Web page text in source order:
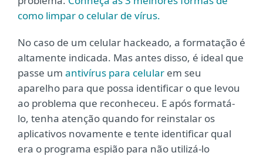
como limpar o celular de vírus.
No caso de um celular hackeado, a formatação é
altamente indicada. Mas antes disso, é ideal que
passe um antivírus para celular em seu
aparelho para que possa identificar o que levou
ao problema que reconheceu. E após formatá-
lo, tenha atenção quando for reinstalar os
aplicativos novamente e tente identificar qual
era o programa espião para não utilizá-lo